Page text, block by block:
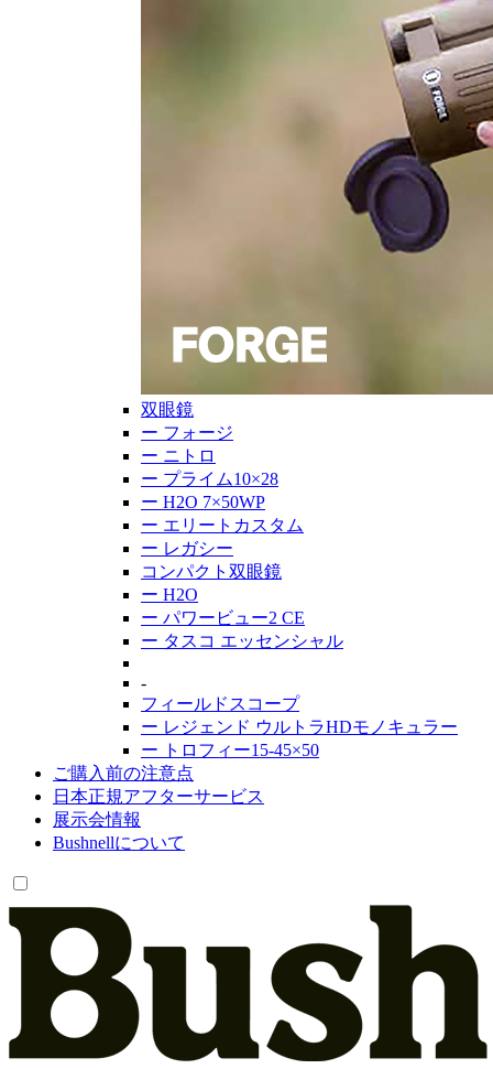
双眼鏡
ー フォージ
ー ニトロ
ー プライム10×28
ー H2O 7×50WP
ー エリートカスタム
ー レガシー
コンパクト双眼鏡
ー H2O
ー パワービュー2 CE
ー タスコ エッセンシャル
-
フィールドスコープ
ー レジェンド ウルトラHDモノキュラー
ー トロフィー15-45×50
ご購入前の注意点
日本正規アフターサービス
展示会情報
Bushnellについて